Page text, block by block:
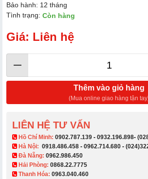
Bảo hành: 12 tháng
Tình trạng: Còn hàng
Giá: Liên hệ
Thêm vào giỏ hàng
(Mua online giao hàng tận
LIÊN HỆ TƯ VẤN
​ Hồ Chí Minh: 0902.787.139 - 0932.196.898-
Hà Nội: 0918.486.458 - 0962.714.680 -
Đà Nẵng: 0962.986.450
Hải Phòng: 0868.22.7775
Thanh Hóa: 0963.040.460